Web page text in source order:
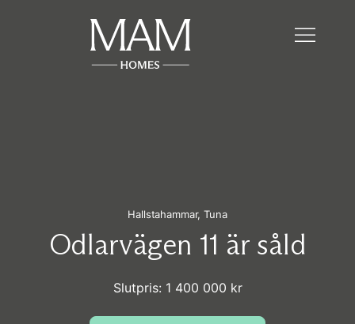
Hallstahammar, Tuna
Odlarvägen 11 är såld
Slutpris: 1 400 000 kr